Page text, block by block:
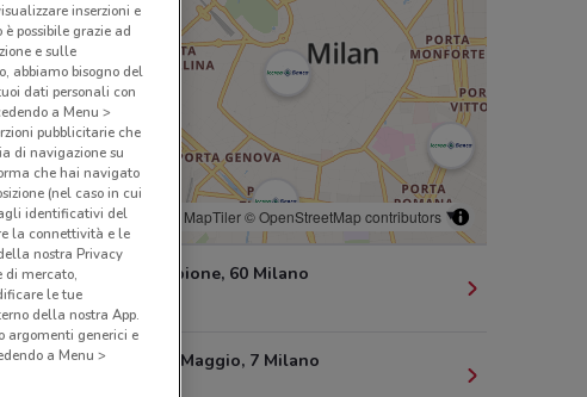
© MapTiler© OpenStreetMap contributors
Corso Sempione, 60 Milano
Piazza Xxiv Maggio, 7 Milano
inserzioni e
possibile grazie ad
e sulle
abbiamo bisogno del
dati personali con
a Menu >
pubblicitarie che
di navigazione su
che hai navigato
(nel caso in cui
identificativi del
la connettività e le
nostra Privacy
di mercato,
le tue
della nostra App.
argomenti generici e
a Menu >